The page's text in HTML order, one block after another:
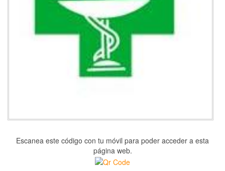
Escanea este código con tu móvil para poder acceder a esta
página web.